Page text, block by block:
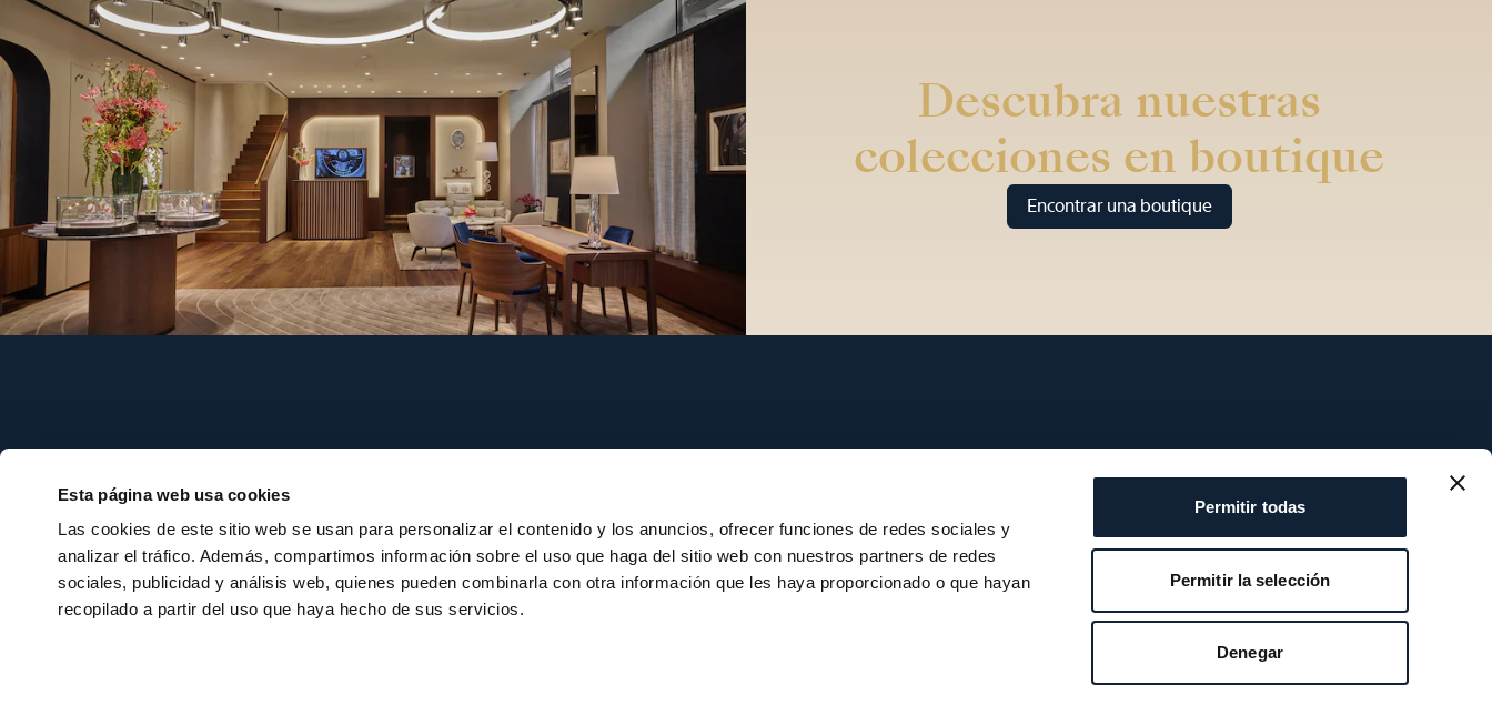
Esta página web usa cookies
Las cookies de este sitio web se usan para personalizar el contenido y los anuncios, ofrecer funciones de redes sociales y
analizar el tráfico. Además, compartimos información sobre el uso que haga del sitio web con nuestros partners de redes
sociales, publicidad y análisis web, quienes pueden combinarla con otra información que les haya proporcionado o que hayan
recopilado a partir del uso que haya hecho de sus servicios.
Permitir todas
Permitir la selección
Denegar
Descubra nuestras
colecciones en boutique
Encontrar una boutique
Síganos
Suscribirse a la newsletter
Relojes
Nuevos relojes
Encontrar una boutique
Stories
Artesanía
Servicios
Todos los servicios
Contacto
My account
Lista de deseos
Manual del usario